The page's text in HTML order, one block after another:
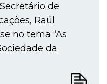
de
Raúl
no tema “As
da